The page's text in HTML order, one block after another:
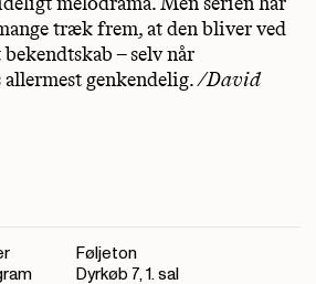
træk frem, at den bliver ved
– selv når
allermest genkendelig./David
Føljeton
Dyrkøb 7, 1. sal